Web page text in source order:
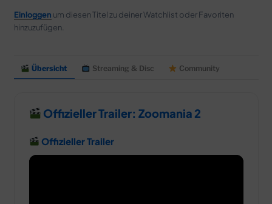
Einloggen um diesen Titel zu deiner Watchlist oder Favoriten
hinzuzufügen.
Übersicht Streaming & Disc Community
Offizieller Trailer: Zoomania 2
Offizieller Trailer